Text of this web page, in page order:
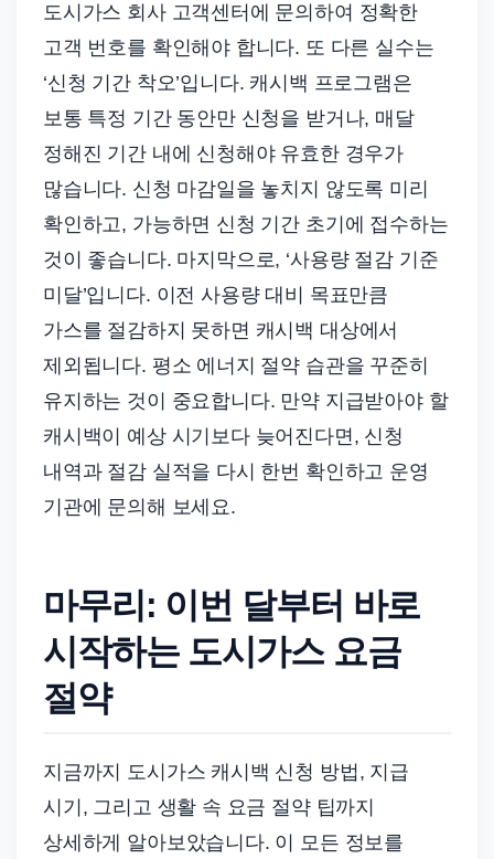
도시가스 회사 고객센터에 문의하여 정확한
고객 번호를 확인해야 합니다. 또 다른 실수는
‘신청 기간 착오’입니다. 캐시백 프로그램은
보통 특정 기간 동안만 신청을 받거나, 매달
정해진 기간 내에 신청해야 유효한 경우가
많습니다. 신청 마감일을 놓치지 않도록 미리
확인하고, 가능하면 신청 기간 초기에 접수하는
것이 좋습니다. 마지막으로, ‘사용량 절감 기준
미달’입니다. 이전 사용량 대비 목표만큼
가스를 절감하지 못하면 캐시백 대상에서
제외됩니다. 평소 에너지 절약 습관을 꾸준히
유지하는 것이 중요합니다. 만약 지급받아야 할
캐시백이 예상 시기보다 늦어진다면, 신청
내역과 절감 실적을 다시 한번 확인하고 운영
기관에 문의해 보세요.
마무리: 이번 달부터 바로
시작하는 도시가스 요금
절약
지금까지 도시가스 캐시백 신청 방법, 지급
시기, 그리고 생활 속 요금 절약 팁까지
상세하게 알아보았습니다. 이 모든 정보를